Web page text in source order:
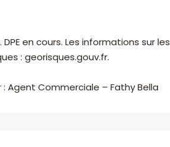
en cours. Les informations sur
: georisques.gouv.fr.
Agent Commerciale – Fathy Bella